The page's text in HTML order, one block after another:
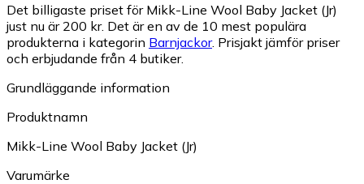
Det billigaste priset för Mikk-Line Wool Baby Jacket (Jr)
just nu är 200 kr. Det är en av de 10 mest populära
produkterna i kategorin Barnjackor. Prisjakt jämför priser
och erbjudande från 4 butiker.
Grundläggande information
Produktnamn
Mikk-Line Wool Baby Jacket (Jr)
Varumärke